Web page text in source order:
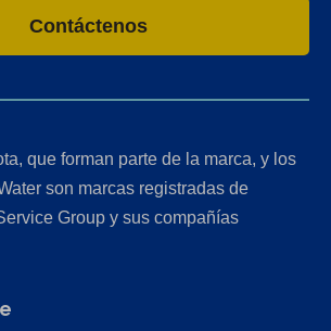
Contáctenos
que forman parte de la marca, y los
son marcas registradas de
Group y sus compañías